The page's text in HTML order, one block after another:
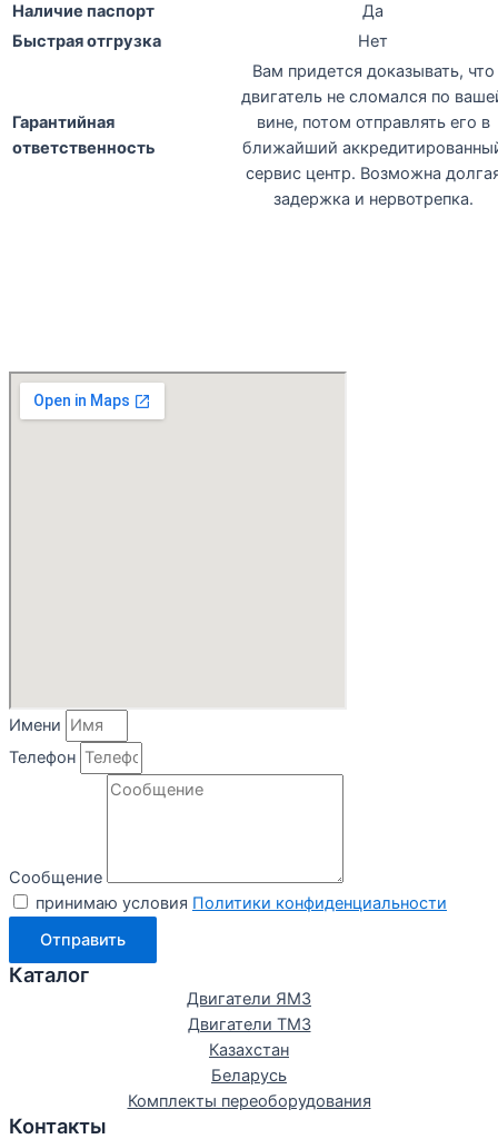
Наличие паспорт
Да
Быстрая отгрузка
Нет
Гарантийная
ответственность
Вам придется доказывать, что
двигатель не сломался по
вине, потом отправлять его в
ближайший
сервис центр. Возможна
задержка и нервотрепка.
Имени
Телефон
Сообщение
принимаю условия Политики конфиденциальности
Отправить
Каталог
Двигатели ЯМЗ
Двигатели ТМЗ
Казахстан
Беларусь
Комплекты переоборудования
Контакты